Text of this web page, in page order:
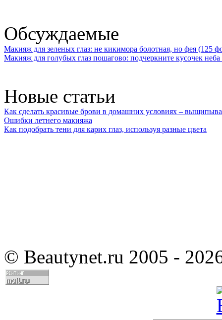
Обсуждаемые
Макияж для зеленых глаз: не кикимора болотная, но фея (125
Макияж для голубых глаз пошагово: подчеркните кусочек
Новые статьи
Как сделать красивые брови в домашних условиях –
Ошибки летнего макияжа
Как подобрать тени для карих глаз, используя разные цвета
© Beautynet.ru 2005 -